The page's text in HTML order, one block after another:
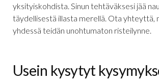
yksityiskohdista. Sinun tehtäväksesi jää
täydellisestä illasta merellä. Ota yhteyttä,
yhdessä teidän unohtumaton risteilynne.
Usein kysytyt